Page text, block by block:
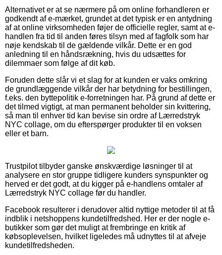
Alternativet er at se nærmere på om online forhandleren er
godkendt af e-mærket, grundet at det typisk er en antydning
af at online virksomheden føjer de officielle regler, samt at e-
handlen fra tid til anden føres tilsyn med af fagfolk som har
nøje kendskab til de gældende vilkår. Dette er en god
anledning til en håndsrækning, hvis du udsættes for
dilemmaer som følge af dit køb.
Foruden dette slår vi et slag for at kunden er vaks omkring
de grundlæggende vilkår der har betydning for bestillingen,
f.eks. den byttepolitik e-forretningen har. På grund af dette er
det tilmed vigtigt, at man permanent beholder sin kvittering,
så man til enhver tid kan bevise sin ordre af Lærredstryk
NYC collage, om du efterspørger produkter til en voksen
eller et barn.
Trustpilot tilbyder ganske ønskværdige løsninger til at
analysere en stor gruppe tidligere kunders synspunkter og
herved er det godt, at du kigger på e-handlens omtaler af
Lærredstryk NYC collage før du handler.
Facebook resulterer i derudover altid nyttige metoder til at få
indblik i netshoppens kundetilfredshed. Her er der nogle e-
butikker som gør det muligt at frembringe en kritik af
købsoplevelsen, hvilket ligeledes må udnyttes til at afveje
kundetilfredsheden.